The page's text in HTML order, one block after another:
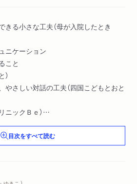
る小さな工夫（母が入院したとき
ニケーション
こと
さしい対話の工夫（四国こどもとおと
ックＢｅ）
クター 森合音さんという人
目次をすべて読む